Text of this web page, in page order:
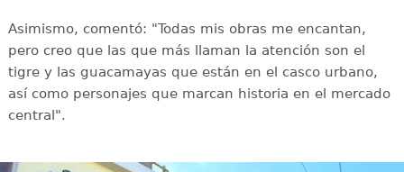
Asimismo, comentó: "Todas mis obras me encantan,
pero creo que las que más llaman la atención son el
tigre y las guacamayas que están en el casco urbano,
así como personajes que marcan historia en el mercado
central".